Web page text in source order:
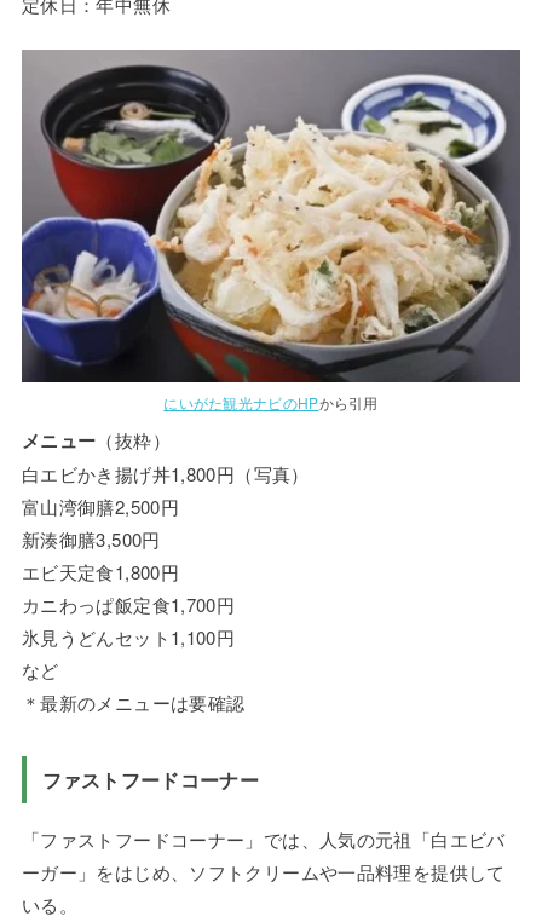
にいがた観光ナビのHPから引用
メニュー （抜粋）
白エビかき揚げ丼1,800円（写真）
富山湾御膳2,500円
新湊御膳3,500円
エビ天定食1,800円
カニわっぱ飯定食1,700円
氷見うどんセット1,100円
など
＊最新のメニューは要確認
ファストフードコーナー
「ファストフードコーナー」では、人気の元祖「白エビバ
ーガー」をはじめ、ソフトクリームや一品料理を提供して
いる。